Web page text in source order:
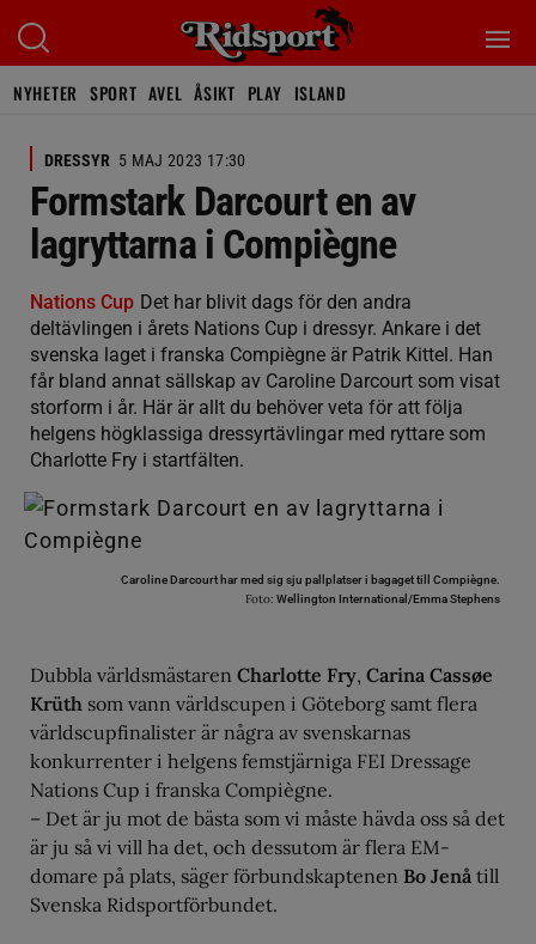
NYHETER SPORT AVEL ÅSIKT PLAY ISLAND
DRESSYR 5 MAJ 2023 17:30
Formstark Darcourt en av
lagryttarna i Compiègne
Nations Cup Det har blivit dags för den andra
deltävlingen i årets Nations Cup i dressyr. Ankare i det
svenska laget i franska Compiègne är Patrik Kittel. Han
får bland annat sällskap av Caroline Darcourt som visat
storform i år. Här är allt du behöver veta för att följa
helgens högklassiga dressyrtävlingar med ryttare som
Charlotte Fry i startfälten.
Caroline Darcourt har med sig sju pallplatser i bagaget till Compiègne.
Foto: Wellington International/Emma Stephens
Dubbla världsmästaren Charlotte Fry, Carina Cassøe
Krüth som vann världscupen i Göteborg samt flera
världscupfinalister är några av svenskarnas
konkurrenter i helgens femstjärniga FEI Dressage
Nations Cup i franska Compiègne.
– Det är ju mot de bästa som vi måste hävda oss så det
är ju så vi vill ha det, och dessutom är flera EM-
domare på plats, säger förbundskaptenen Bo Jenå till
Svenska Ridsportförbundet.